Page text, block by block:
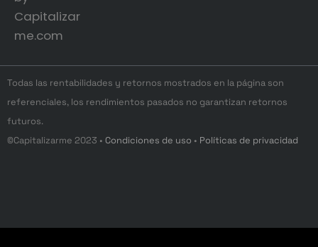
Todas las rentabilidades y retornos mostrados en la página son
referenciales, los rendimientos pasados no garantizan retornos
futuros.
©Capitalizarme 2023 • Condiciones de uso • Políticas de privacidad